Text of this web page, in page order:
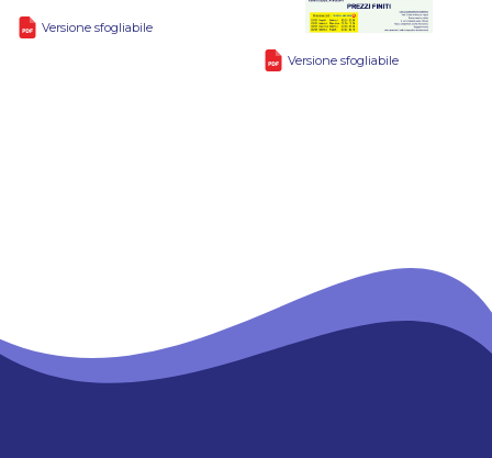
Versione sfogliabile
Versione sfogliabile